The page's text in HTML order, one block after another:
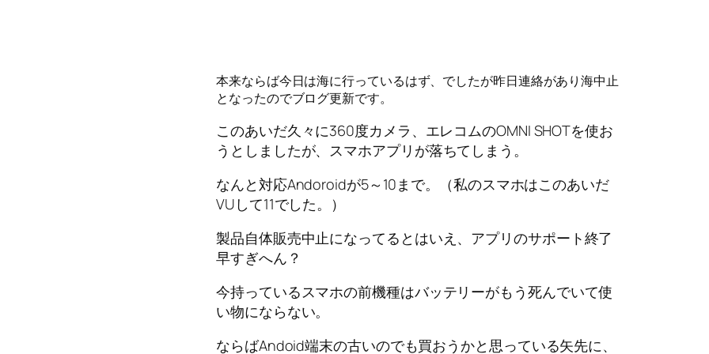
本来ならば今日は海に行っているはず、でしたが昨日連絡があり海中止
となったのでブログ更新です。
このあいだ久々に360度カメラ、エレコムのOMNI SHOTを使お
うとしましたが、スマホアプリが落ちてしまう。
なんと対応Andoroidが5～10まで。（私のスマホはこのあいだ
VUして11でした。）
製品自体販売中止になってるとはいえ、アプリのサポート終了
早すぎへん？
今持っているスマホの前機種はバッテリーがもう死んでいて使
い物にならない。
ならばAndoid端末の古いのでも買おうかと思っている矢先に、